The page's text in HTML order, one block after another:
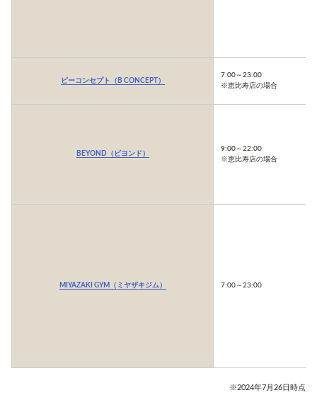
ビーコンセプト（B CONCEPT）
7:00～23:00
※恵比寿店の場合
BEYOND（ビヨンド）
9:00～22:00
※恵比寿店の場合
MIYAZAKI GYM（ミヤザキジム） 7:00～23:00
※2024年7月26日時点